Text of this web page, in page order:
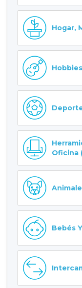
Hogar,
Oficina
Bebés